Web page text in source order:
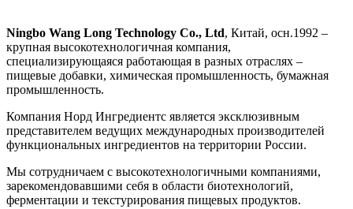
Ningbo Wang Long Technology Co., Ltd, Китай, осн.1992 –
крупная высокотехнологичная компания,
специализирующаяся работающая в разных отраслях –
пищевые добавки, химическая промышленность, бумажная
промышленность.
Компания Норд Ингредиентс является эксклюзивным
представителем ведущих международных производителей
функциональных ингредиентов на территории России.
Мы сотрудничаем с высокотехнологичными компаниями,
зарекомендовавшими себя в области биотехнологий,
ферментации и текстурирования пищевых продуктов.